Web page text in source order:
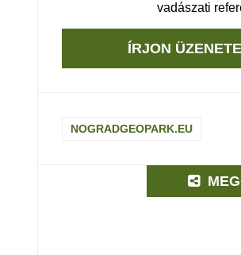
vadászati
ÍRJON
NOGRADGEOPARK.EU